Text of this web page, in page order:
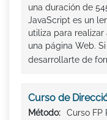
una duración de
JavaScript es un
utiliza para
una página Web.
desarrollarte de
Curso de
Método:
Curso FP